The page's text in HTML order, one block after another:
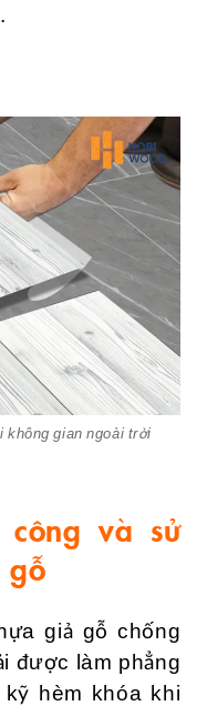
không gian ngoài trời
và sử
gỗ
giả gỗ chống
được làm phẳng
hèm khóa khi